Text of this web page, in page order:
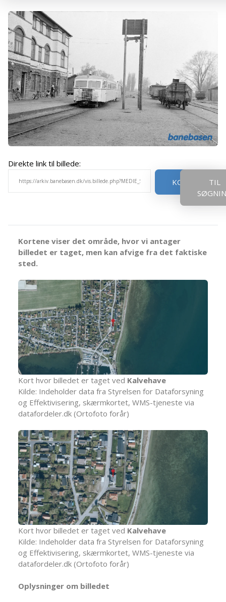
Direkte link til billede:
KOPIER
TIL
Kortene viser det område, hvor vi antager
billedet er taget, men kan afvige fra det faktiske
sted.
Kort hvor billedet er taget ved Kalvehave
Kilde: Indeholder data fra Styrelsen for Dataforsyning
og Effektivisering, skærmkortet, WMS-tjeneste via
datafordeler.dk (Ortofoto forår)
Kort hvor billedet er taget ved Kalvehave
Kilde: Indeholder data fra Styrelsen for Dataforsyning
og Effektivisering, skærmkortet, WMS-tjeneste via
datafordeler.dk (Ortofoto forår)
Oplysninger om billedet